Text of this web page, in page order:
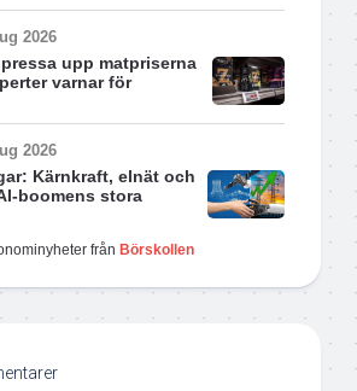
2026
upp matpriserna
varnar för
2026
Kärnkraft, elnät och
boomens stora
från Börskollen